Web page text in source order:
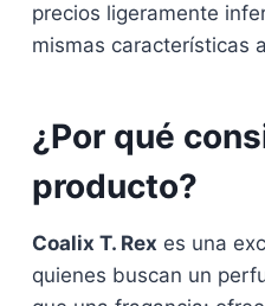
precios ligeramente
mismas características
¿Por qué
producto?
Coalix T. Rex es una
quienes buscan un